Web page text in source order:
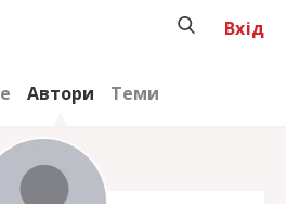
Автори Теми
Вхід